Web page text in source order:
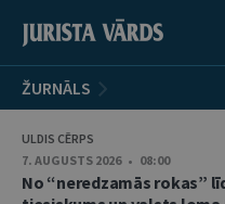
ŽURNĀLS
ULDIS CĒRPS
7. AUGUSTS 2026 • 08:00
No “neredzamās rokas”